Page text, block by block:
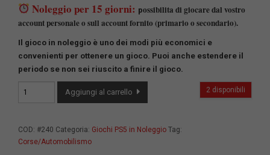
Noleggio per 15 giorni: possibilita di giocare dal vostro
account personale o sull account fornito (primario o secondario).
Il gioco in noleggio è uno dei modi più economici e
convenienti per ottenere un gioco. Puoi anche estendere il
periodo se non sei riuscito a finire il gioco.
2 disponibili
Palace
Edition
Aggiungi al carrello
COD: #240 Categoria: Giochi PS5 in Noleggio Tag:
Corse/Automobilismo